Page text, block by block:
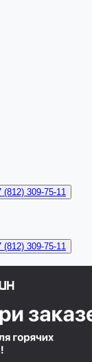
(812) 309-75-11
(812) 309-75-11